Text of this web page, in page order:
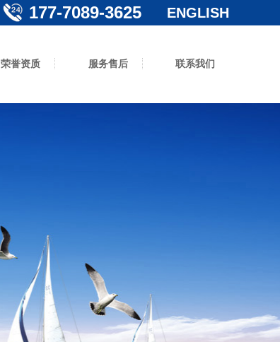
177-7089-3625 ENGLISH
荣誉资质 服务售后 联系我们